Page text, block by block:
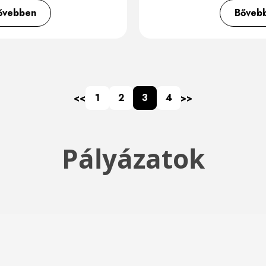
<< 1 2 3 4 >>
Pályázatok